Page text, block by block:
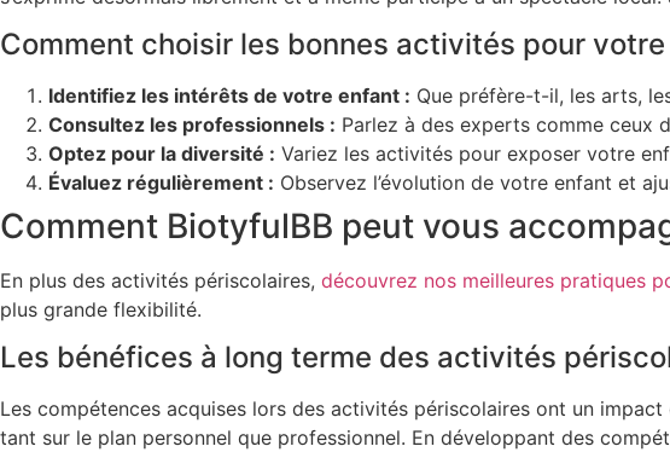
Comment choisir les bonnes activités pour
Identifiez les intérêts de votre enfant : Que préfère-t-il, les arts,
Consultez les professionnels : Parlez à des experts comme ceux
Optez pour la diversité : Variez les activités pour exposer votre
Évaluez régulièrement : Observez l’évolution de votre enfant et
Comment BiotyfulBB peut vous
En plus des activités périscolaires, découvrez nos meilleures pratiques
plus grande flexibilité.
Les bénéfices à long terme des activités
Les compétences acquises lors des activités périscolaires ont un
tant sur le plan personnel que professionnel. En développant des